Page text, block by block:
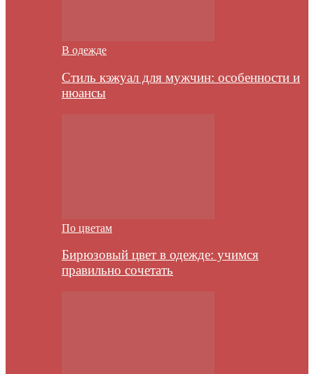
В одежде
Стиль кэжуал для мужчин: особенности и
нюансы
По цветам
Бирюзовый цвет в одежде: учимся
правильно сочетать